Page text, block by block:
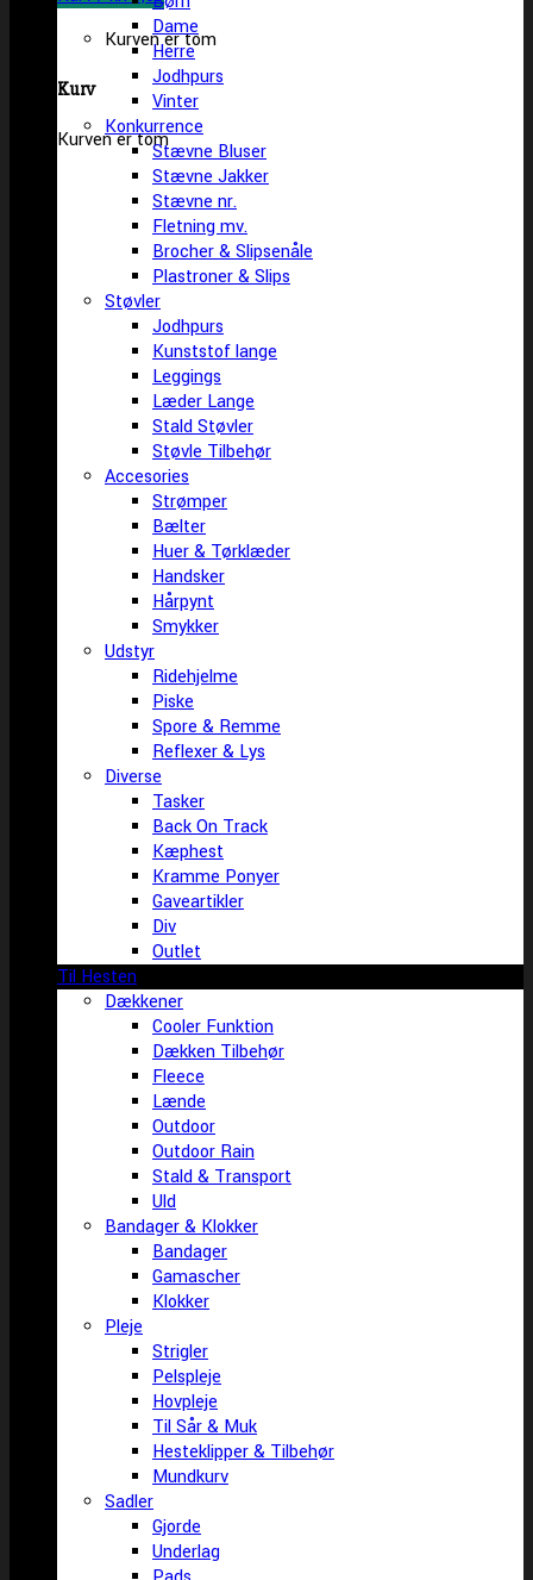
Kurven er tom
Kurv
Kurven er tom
Dame
Herre
Jodhpurs
Vinter
Konkurrence
Stævne Bluser
Stævne Jakker
Stævne nr.
Fletning mv.
Brocher & Slipsenåle
Plastroner & Slips
Støvler
Jodhpurs
Kunststof lange
Leggings
Læder Lange
Stald Støvler
Støvle Tilbehør
Accesories
Strømper
Bælter
Huer & Tørklæder
Handsker
Hårpynt
Smykker
Udstyr
Ridehjelme
Piske
Spore & Remme
Reflexer & Lys
Diverse
Tasker
Back On Track
Kæphest
Kramme Ponyer
Gaveartikler
Div
Outlet
Til Hesten
Dækkener
Cooler Funktion
Dækken Tilbehør
Fleece
Lænde
Outdoor
Outdoor Rain
Stald & Transport
Uld
Bandager & Klokker
Bandager
Gamascher
Klokker
Pleje
Strigler
Pelspleje
Hovpleje
Til Sår & Muk
Hesteklipper & Tilbehør
Mundkurv
Sadler
Gjorde
Underlag